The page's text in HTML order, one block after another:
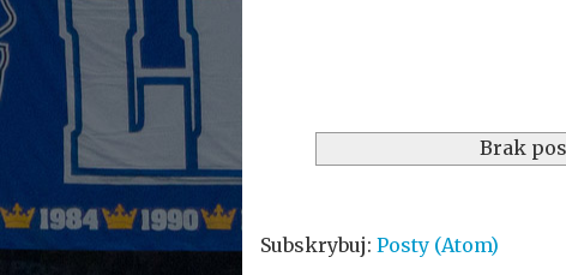
Brak
Subskrybuj: Posty (Atom)